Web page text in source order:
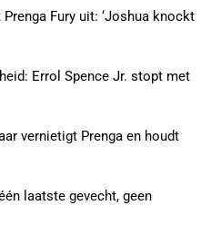
Fury uit: ‘Joshua knockt
Errol Spence Jr. stopt met
vernietigt Prenga en houdt
laatste gevecht, geen